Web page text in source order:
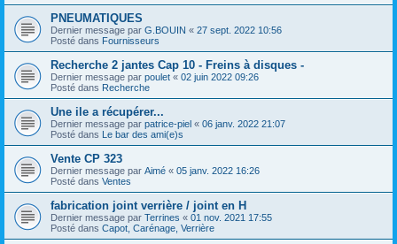
PNEUMATIQUES
Dernier message par G.BOUIN « 27 sept. 2022 10:56
Posté dans Fournisseurs
Recherche 2 jantes Cap 10 - Freins à disques -
Dernier message par poulet « 02 juin 2022 09:26
Posté dans Recherche
Une ile a récupérer...
Dernier message par patrice-piel « 06 janv. 2022 21:07
Posté dans Le bar des ami(e)s
Vente CP 323
Dernier message par Aimé « 05 janv. 2022 16:26
Posté dans Ventes
fabrication joint verrière / joint en H
Dernier message par Terrines « 01 nov. 2021 17:55
Posté dans Capot, Carénage, Verrière